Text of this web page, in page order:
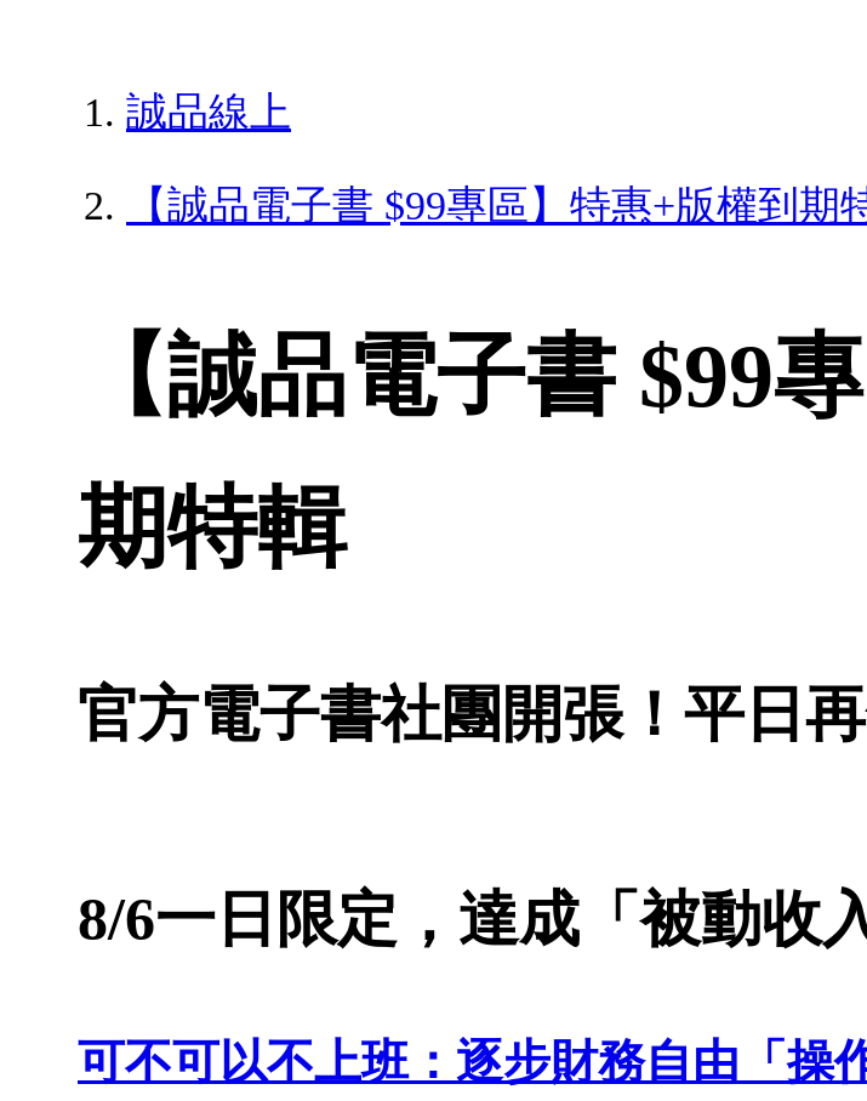
誠品線上
【誠品電子書 $99專區】特惠+版權到期
【誠品電子書 $99
期特輯
官方電子書社團開張！平日
8/6一日限定，達成「被動收
可不可以不上班：逐步財務自由「操